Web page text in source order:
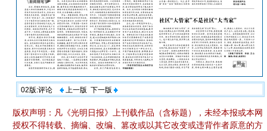
02版:评论 上一版 下一版
版权声明：凡《光明日报》上刊载作品（含标题），未经本报或本网
授权不得转载、摘编、改编、篡改或以其它改变或违背作者原意的方